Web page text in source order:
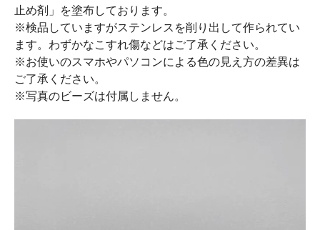
止め剤」を塗布しております。
※検品していますがステンレスを削り出して作られてい
ます。わずかなこすれ傷などはご了承ください。
※お使いのスマホやパソコンによる色の見え方の差異は
ご了承ください。
※写真のビーズは付属しません。